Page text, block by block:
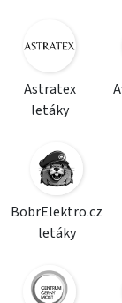
Astratex
letáky
BobrElektro.cz
letáky